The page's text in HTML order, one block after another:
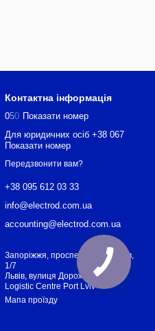
Контактна інформація
050 Показати номер
Для юридичних осіб +38 067
Показати номер
Передзвонити вам?
+38 095 612 03 33
info@electrod.com.ua
accounting@electrod.com.ua
Запоріжжя, проспект Металургів,
1/7
Львів, вулиця Дорожна 58
Logistic Centre Port Lviv
Мапа проїзду